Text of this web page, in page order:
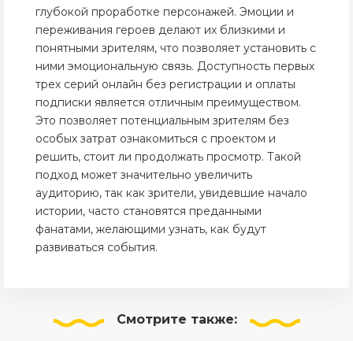
глубокой проработке персонажей. Эмоции и
переживания героев делают их близкими и
понятными зрителям, что позволяет установить с
ними эмоциональную связь. Доступность первых
трех серий онлайн без регистрации и оплаты
подписки является отличным преимуществом.
Это позволяет потенциальным зрителям без
особых затрат ознакомиться с проектом и
решить, стоит ли продолжать просмотр. Такой
подход может значительно увеличить
аудиторию, так как зрители, увидевшие начало
истории, часто становятся преданными
фанатами, желающими узнать, как будут
развиваться события.
Смотрите также: